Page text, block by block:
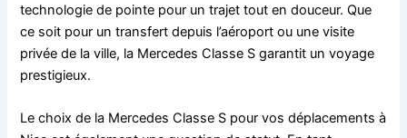
technologie de pointe pour un trajet tout en douceur. Que
ce soit pour un transfert depuis l’aéroport ou une visite
privée de la ville, la Mercedes Classe S garantit un voyage
prestigieux.
Le choix de la Mercedes Classe S pour vos déplacements à